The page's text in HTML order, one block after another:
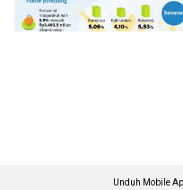
Unduh Mobile